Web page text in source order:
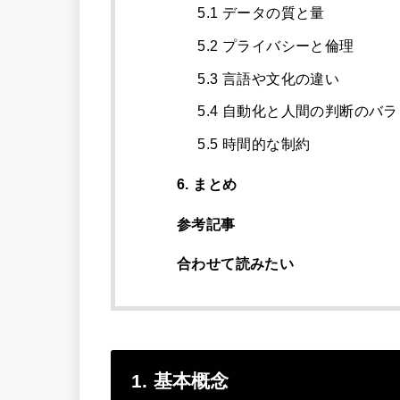
5.1 データの質と量
5.2 プライバシーと倫理
5.3 言語や文化の違い
5.4 自動化と人間の判断のバ
5.5 時間的な制約
6. まとめ
参考記事
合わせて読みたい
1. 基本概念